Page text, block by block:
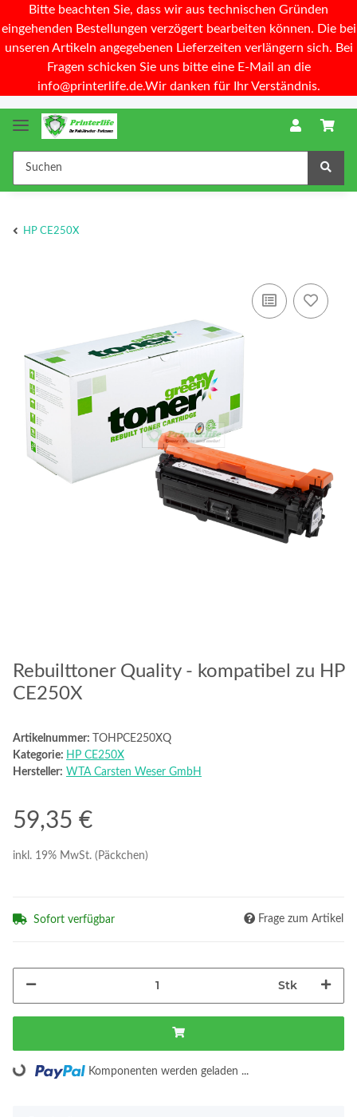
Bitte beachten Sie, dass wir aus technischen Gründen
eingehenden Bestellungen verzögert bearbeiten können. Die bei
unseren Artikeln angegebenen Lieferzeiten verlängern sich. Bei
Fragen schicken Sie uns bitte eine E-Mail an die
info@printerlife.de.Wir danken für Ihr Verständnis.
HP CE250X
Rebuilttoner Quality - kompatibel zu HP
CE250X
Artikelnummer:
TOHPCE250XQ
Kategorie: HP CE250X
Hersteller: WTA Carsten Weser GmbH
59,35 €
inkl. 19% MwSt. (Päckchen)
Sofort verfügbar Frage zum Artikel
Stk
Loading... Komponenten werden geladen ...